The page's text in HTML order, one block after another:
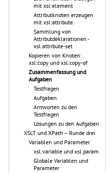
mit xsl:element
Attributknoten erzeugen
mit xsl:attribute
Sammlung von
Attributdeklarationen -
xsl:attribute-set
Kopieren von Knoten:
xsl:copy und xsl:copy-of
Zusammenfassung und
Aufgaben
Testfragen
Aufgaben
Antworten zu den
Testfragen
Lösungen zu den Aufgaben
XSLT und XPath – Runde drei
Variablen und Parameter
xsl:variable und xsl:param
Globale Variablen und
Parameter